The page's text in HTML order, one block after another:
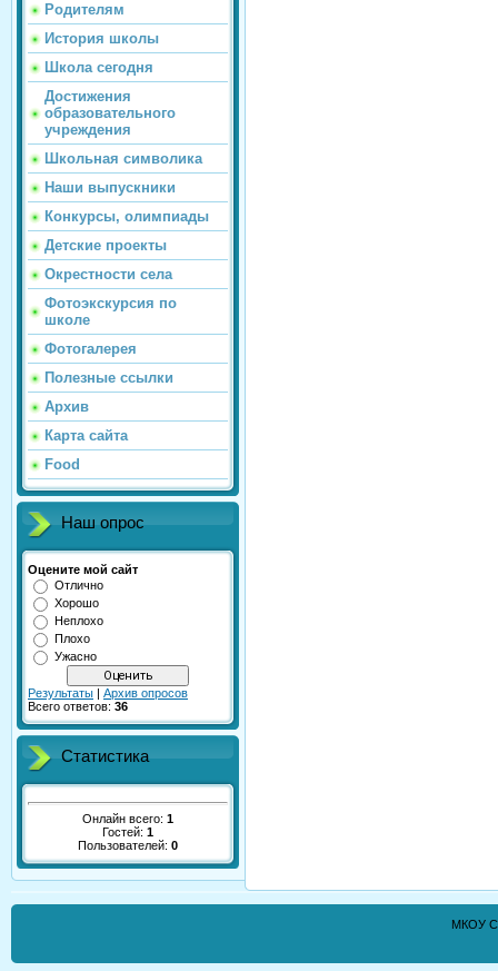
Родителям
История школы
Школа сегодня
Достижения
образовательного
учреждения
Школьная символика
Наши выпускники
Конкурсы, олимпиады
Детские проекты
Окрестности села
Фотоэкскурсия по
школе
Фотогалерея
Полезные ссылки
Архив
Карта сайта
Food
Наш опрос
Оцените мой сайт
Отлично
Хорошо
Неплохо
Плохо
Ужасно
Результаты | Архив опросов
Всего ответов: 36
Статистика
Онлайн всего: 1
Гостей: 1
Пользователей: 0
МКОУ